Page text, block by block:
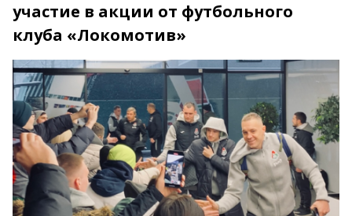
участие в акции от футбольного
клуба «Локомотив»